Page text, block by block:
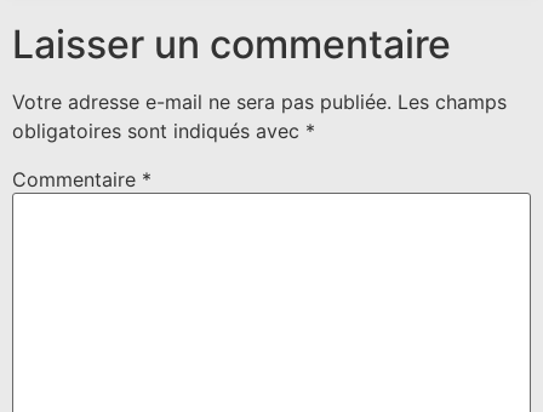
Laisser un commentaire
Votre adresse e-mail ne sera pas publiée. Les champs
obligatoires sont indiqués avec *
Commentaire *